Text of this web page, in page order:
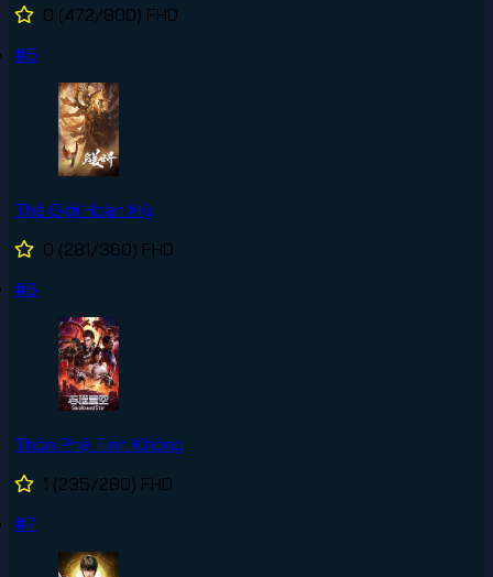
0 (472/800) FHD
#5
Thế Giới Hoàn Mỹ
0 (281/360) FHD
#6
Thôn Phệ Tinh Không
1 (235/280) FHD
#7